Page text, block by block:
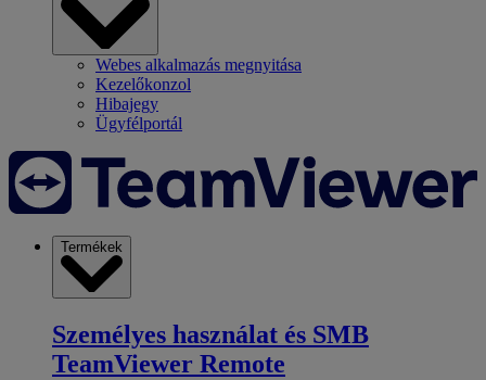
Webes alkalmazás megnyitása
Kezelőkonzol
Hibajegy
Ügyfélportál
Termékek
Személyes használat és SMB
TeamViewer Remote